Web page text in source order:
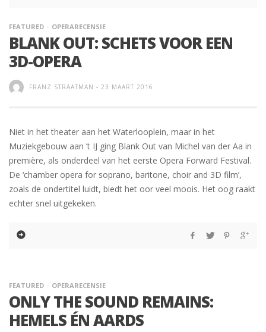
FEATURED OPERARECENSIE
BLANK OUT: SCHETS VOOR EEN
3D-OPERA
FRANZ STRAATMAN - 23 MAART 2016
Niet in het theater aan het Waterlooplein, maar in het
Muziekgebouw aan ’t IJ ging Blank Out van Michel van der Aa in
première, als onderdeel van het eerste Opera Forward Festival.
De ‘chamber opera for soprano, baritone, choir and 3D film’,
zoals de ondertitel luidt, biedt het oor veel moois. Het oog raakt
echter snel uitgekeken.
FEATURED OPERARECENSIE
ONLY THE SOUND REMAINS:
HEMELS ÉN AARDS